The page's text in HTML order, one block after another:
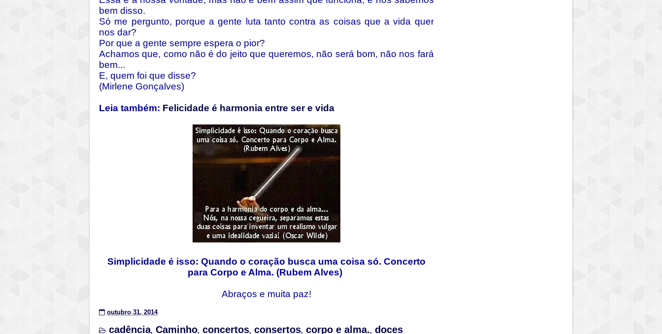
bem disso.
Só me pergunto, porque a gente luta tanto contra as coisas que a vida quer
nos dar?
Por que a gente sempre espera o pior?
Achamos que, como não é do jeito que queremos, não será bom, não nos fará
bem...
E, quem foi que disse?
(Mirlene Gonçalves)
Leia também: Felicidade é harmonia entre ser e vida
Simplicidade é isso: Quando o coração busca uma coisa só. Concerto
para Corpo e Alma. (Rubem Alves)
Abraços e muita paz!
outubro 31, 2014
cadência, Caminho, concertos, consertos, corpo e alma., doces